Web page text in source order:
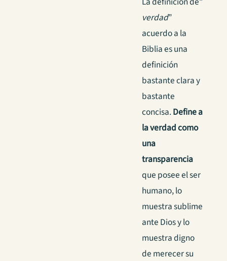
verdad”
acuerdo a la
Biblia es una
definición
bastante clara y
bastante
concisa. Define a
la verdad como
una
transparencia
que posee el ser
humano, lo
muestra sublime
ante Dios y lo
muestra digno
de merecer su